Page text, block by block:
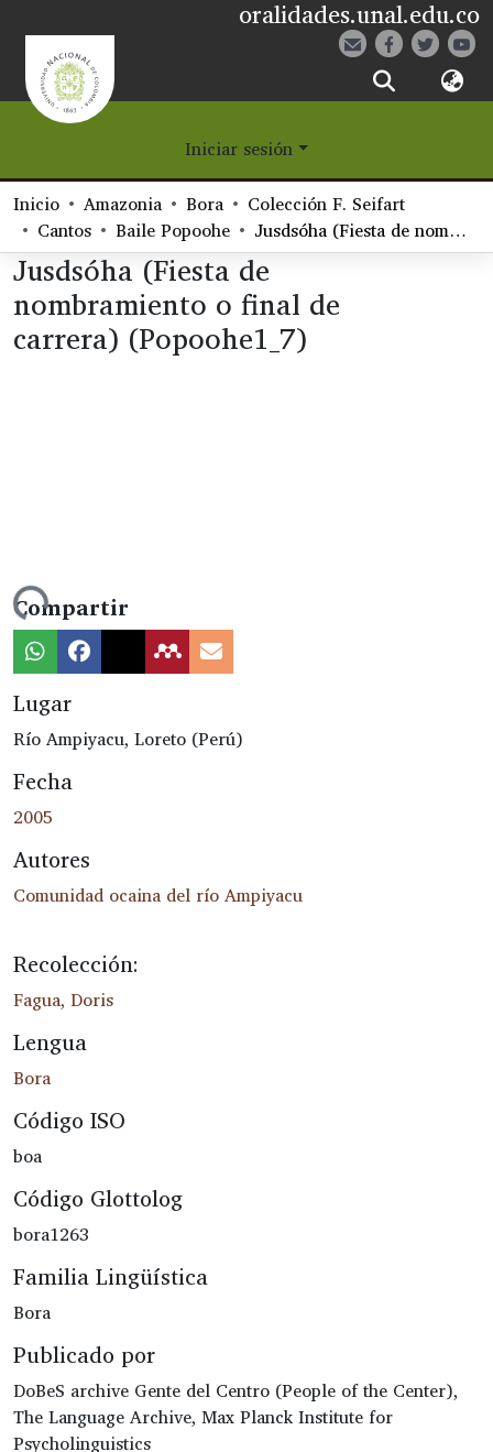
oralidades.unal.edu.co
¿Qué es Eetane?
Comunidades
Navegar
Estadísticas
Iniciar sesión
Inicio
Amazonia Bora
Colección F. Seifart
Cantos
Baile Popoohe Jusdsóha (Fiesta de nombramiento o final de carrera) (Popoohe1_7)
Jusdsóha (Fiesta de
nombramiento o final de
carrera) (Popoohe1_7)
Compartir
Lugar
Río Ampiyacu, Loreto (Perú)
Fecha
2005
Autores
Comunidad ocaina del río Ampiyacu
Recolección:
Fagua, Doris
Lengua
Bora
Código ISO
boa
Código Glottolog
bora1263
Familia Lingüística
Bora
Publicado por
DoBeS archive Gente del Centro (People of the Center),
The Language Archive, Max Planck Institute for
Psycholinguistics